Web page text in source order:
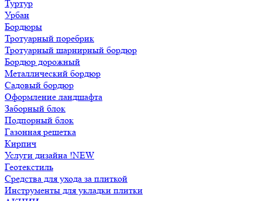
Туртур
Урбан
Бордюры
Тротуарный поребрик
Тротуарный шарнирный бордюр
Бордюр дорожный
Металлический бордюр
Садовый бордюр
Оформление ландшафта
Заборный блок
Подпорный блок
Газонная решетка
Кирпич
Услуги дизайна !NEW
Геотекстиль
Средства для ухода за плиткой
Инструменты для укладки плитки